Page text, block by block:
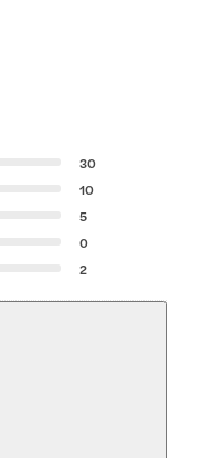
30
10
5
0
2